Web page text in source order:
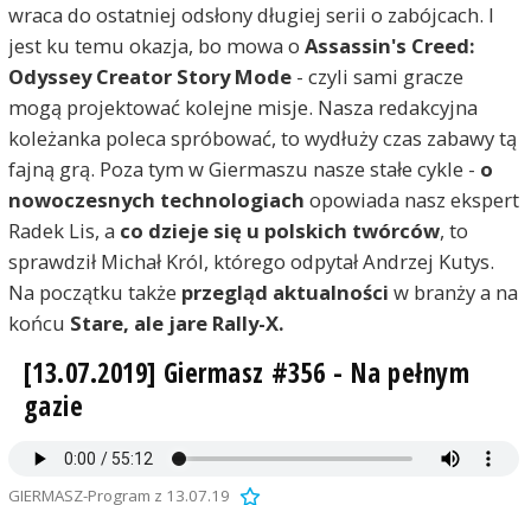
wraca do ostatniej odsłony długiej serii o zabójcach. I
jest ku temu okazja, bo mowa o Assassin's Creed:
Odyssey Creator Story Mode- czyli sami gracze
mogą projektować kolejne misje. Nasza redakcyjna
koleżanka poleca spróbować, to wydłuży czas zabawy tą
fajną grą. Poza tym w Giermaszu nasze stałe cykle - o
nowoczesnych technologiach opowiada nasz ekspert
Radek Lis, a co dzieje się u polskich twórców, to
sprawdził Michał Król, którego odpytał Andrzej Kutys.
Na początku także przegląd aktualności w branży a na
końcu Stare, ale jare Rally-X.
[13.07.2019] Giermasz #356 - Na pełnym
gazie
GIERMASZ-Program z 13.07.19